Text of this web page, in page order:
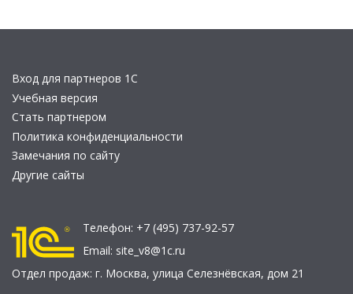
Вход для партнеров 1С
Учебная версия
Стать партнером
Политика конфиденциальности
Замечания по сайту
Другие сайты
Телефон: +7 (495) 737-92-57
Email: site_v8@1c.ru
Отдел продаж: г. Москва, улица Селезнёвская, дом 21